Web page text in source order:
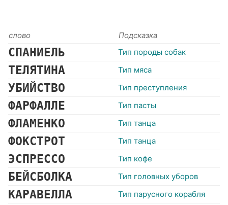
слово Подсказка
СПАНИЕЛЬ Тип породы собак
ТЕЛЯТИНА Тип мяса
УБИЙСТВО Тип преступления
ФАРФАЛЛЕ Тип пасты
ФЛАМЕНКО Тип танца
ФОКСТРОТ Тип танца
ЭСПРЕССО Тип кофе
БЕЙСБОЛКА Тип головных уборов
КАРАВЕЛЛА Тип парусного корабля